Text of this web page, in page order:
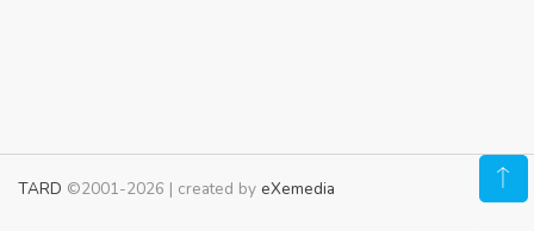
TARD ©2001-2026 | created by eXemedia